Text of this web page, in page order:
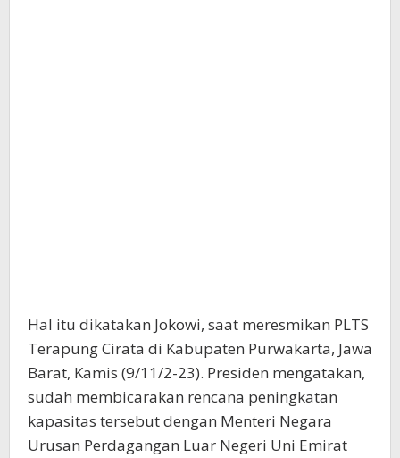
Hal itu dikatakan Jokowi, saat meresmikan PLTS
Terapung Cirata di Kabupaten Purwakarta, Jawa
Barat, Kamis (9/11/2-23). Presiden mengatakan,
sudah membicarakan rencana peningkatan
kapasitas tersebut dengan Menteri Negara
Urusan Perdagangan Luar Negeri Uni Emirat